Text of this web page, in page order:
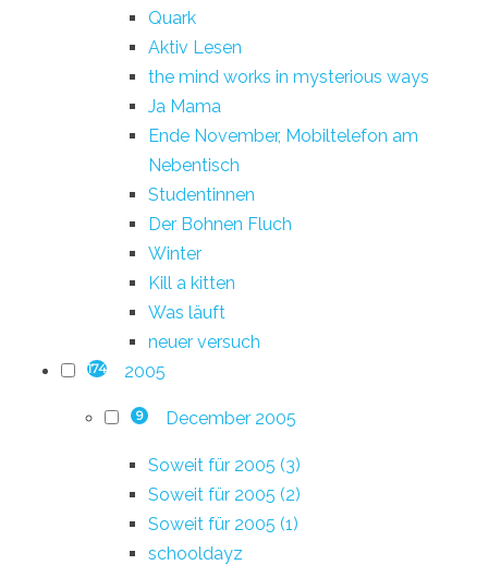
Quark
Aktiv Lesen
the mind works in mysterious ways
Ja Mama
Ende November, Mobiltelefon am
Nebentisch
Studentinnen
Der Bohnen Fluch
Winter
Kill a kitten
Was läuft
neuer versuch
174 2005
9 December 2005
Soweit für 2005 (3)
Soweit für 2005 (2)
Soweit für 2005 (1)
schooldayz